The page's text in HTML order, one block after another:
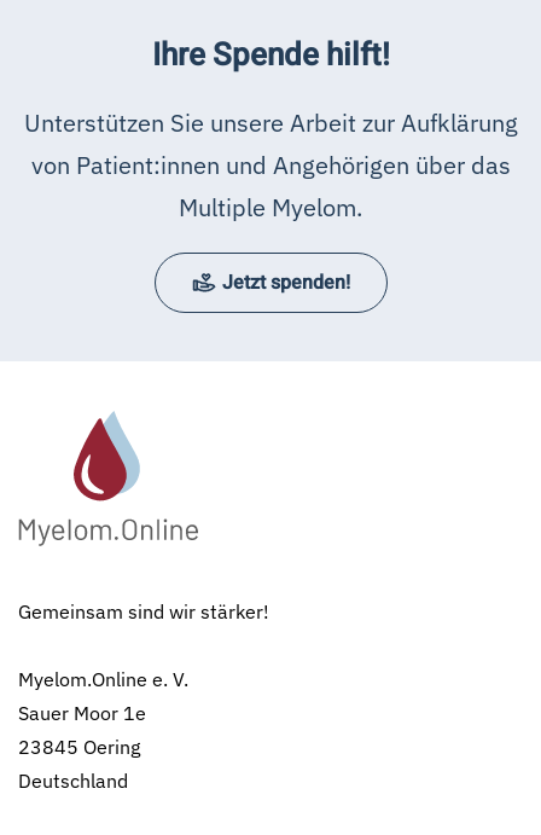
Ihre Spende hilft!
Unterstützen Sie unsere Arbeit zur Aufklärung
von Patient:innen und Angehörigen über das
Multiple Myelom.
Jetzt spenden!
Gemeinsam sind wir stärker!
Myelom.Online e. V.
Sauer Moor 1e
23845 Oering
Deutschland